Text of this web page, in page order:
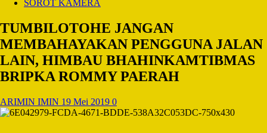
SOROT KAMERA
TUMBILOTOHE JANGAN
MEMBAHAYAKAN PENGGUNA JALAN
LAIN, HIMBAU BHAHINKAMTIBMAS
BRIPKA ROMMY PAERAH
ARIMIN IMIN 19 Mei 2019 0